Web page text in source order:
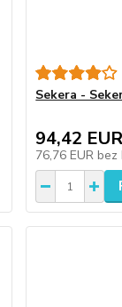
Sekera -
94,42 EUR
76,76 EUR bez